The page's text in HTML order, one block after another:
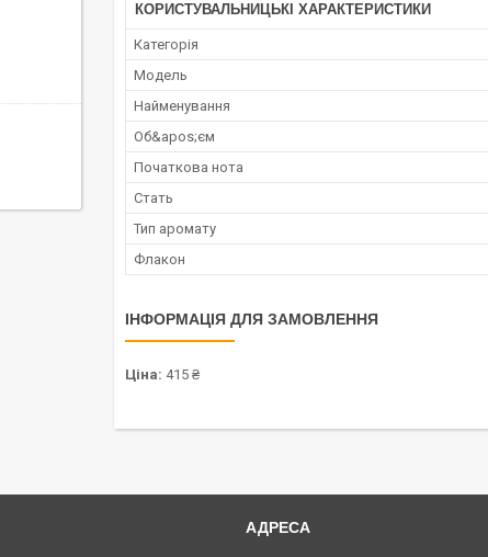
КОРИСТУВАЛЬНИЦЬКІ ХАРАКТЕРИСТИКИ
Категорія
Мoдель
Найменування
Об&apos;єм
Початкова нота
Стать
Тип аромату
Флакон
ІНФОРМАЦІЯ ДЛЯ ЗАМОВЛЕННЯ
Ціна: 415 ₴